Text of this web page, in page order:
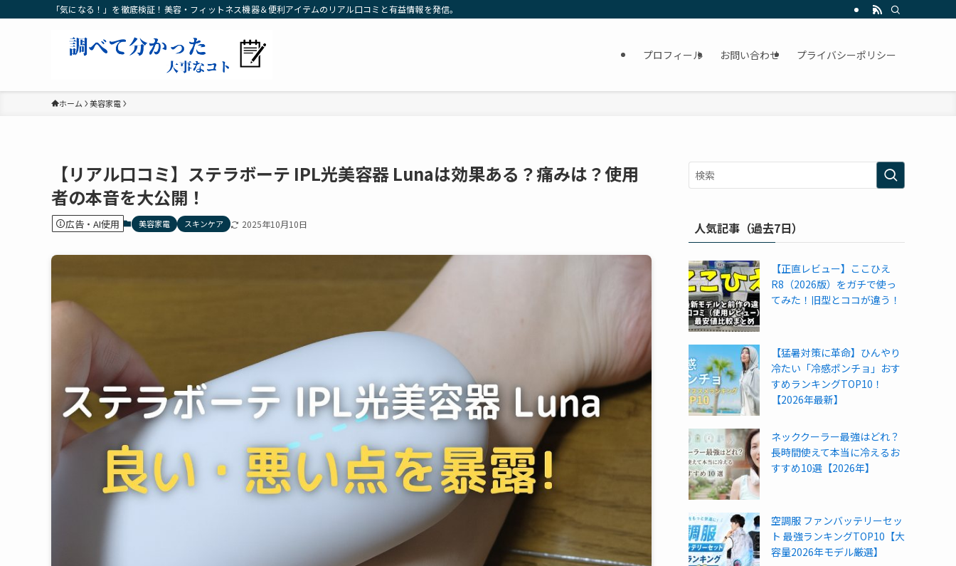
「気になる！」を徹底検証！美容・フィットネス機器＆便利アイテムのリアル口コミと有益情報を発信。
プロフィール お問い合わせ プライバシーポリシー
ホーム 美容家電
【リアル口コミ】ステラボーテ IPL光美容器 Lunaは効果ある？痛みは？使用
者の本音を大公開！
広告・AI使用 美容家電 スキンケア 2025年10月10日 人気記事（過去7日）
【正直レビュー】ここひえ
R8（2026版）をガチで使っ
てみた！旧型とココが違う！
【猛暑対策に革命】ひんやり
冷たい「冷感ポンチョ」おす
すめランキングTOP10！
【2026年最新】
ネッククーラー最強はどれ？
長時間使えて本当に冷えるお
すすめ10選【2026年】
空調服 ファンバッテリーセッ
ト 最強ランキングTOP10【大
容量2026年モデル厳選】